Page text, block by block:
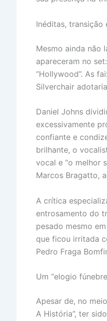
Inéditas,
Mesmo ainda não
apareceram no
“Hollywood”. As
Silverchair
Daniel Johns
excessivamente
confiante e
brilhante, o
vocal e “o melhor
Marcos Bragatto,
A crítica
entrosamento do
pesado mesmo
que ficou irritada
Pedro Fraga
Um “elogio
Apesar de, no
A História”, ter